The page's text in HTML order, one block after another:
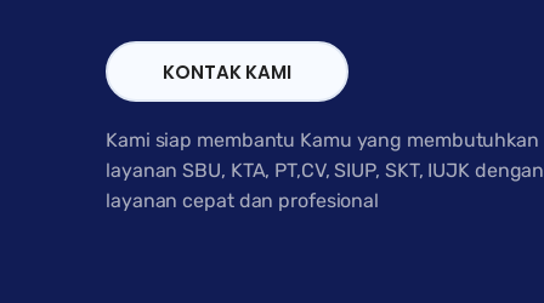
KONTAK KAMI
Kami siap membantu Kamu yang membutuhkan
layanan SBU, KTA, PT,CV, SIUP, SKT, IUJK dengan
layanan cepat dan profesional